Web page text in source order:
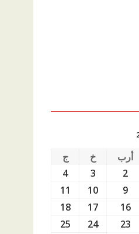
أرب خ
ج
2
3
4
9
10
11
16
17
18
23
24
25